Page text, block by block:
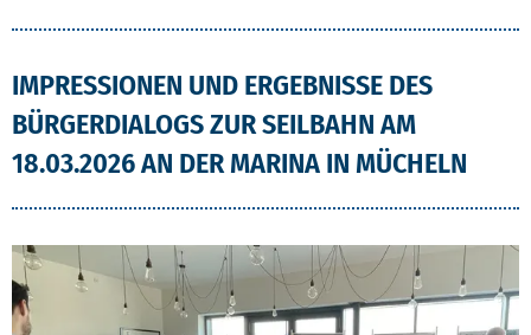
IMPRESSIONEN UND ERGEBNISSE DES
BÜRGERDIALOGS ZUR SEILBAHN AM
18.03.2026 AN DER MARINA IN MÜCHELN